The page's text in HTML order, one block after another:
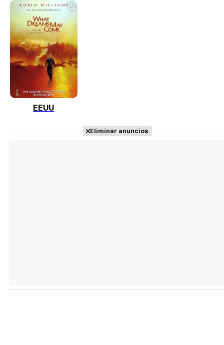
EEUU
Eliminar anuncios